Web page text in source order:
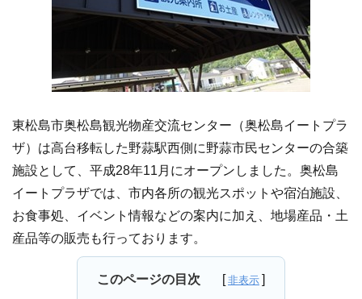
東松島市奥松島観光物産交流センター（奥松島イートプラ
ザ）は高台移転した野蒜駅西側に野蒜市民センターの合築
施設として、平成28年11月にオープンしました。奥松島
イートプラザでは、市内各所の観光スポットや宿泊施設、
お食事処、イベント情報などの案内に加え、地場産品・土
産品等の販売も行っております。
このページの目次